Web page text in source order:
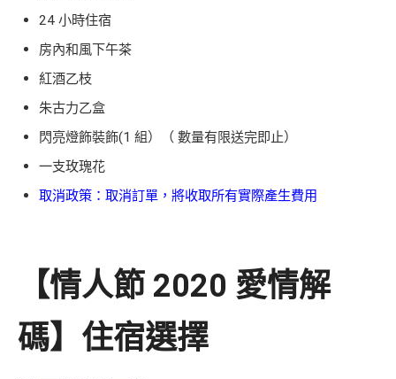
24 小時住宿
房內和風下午茶
紅酒乙枝
朱古力乙盒
閃亮燈飾裝飾(1 組）（ 數量有限送完即止）
一支玫瑰花
取消政策：取消訂單，將收取所有實際產生費用
【情人節 2020 愛情解
碼】住宿選擇